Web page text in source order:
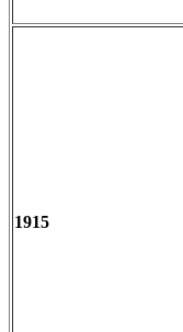
1915